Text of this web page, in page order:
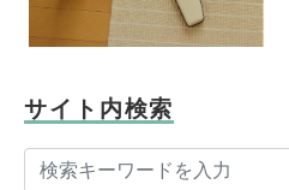
サイト内検索
検索